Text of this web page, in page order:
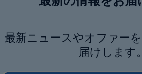
最新ニュースやオファー
届けします。